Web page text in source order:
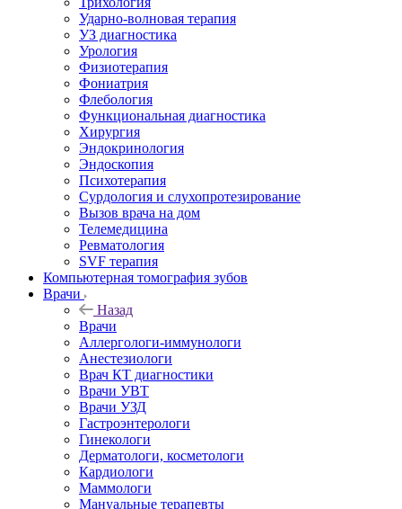
Ударно-волновая терапия
УЗ диагностика
Урология
Физиотерапия
Фониатрия
Флебология
Функциональная диагностика
Хирургия
Эндокринология
Эндоскопия
Психотерапия
Сурдология и слухопротезирование
Вызов врача на дом
Телемедицина
Ревматология
SVF терапия
Компьютерная томография зубов
Врачи
Назад
Врачи
Аллергологи-иммунологи
Анестезиологи
Врач КТ диагностики
Врачи УВТ
Врачи УЗД
Гастроэнтерологи
Гинекологи
Дерматологи, косметологи
Кардиологи
Маммологи
Мануальные терапевты